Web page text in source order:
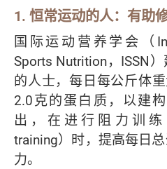
1. 恒常运动的人：有助
国际运动营养学会（
Sports Nutrition，ISSN
的人士，每日每公斤体
2.0克的蛋白质，以建
出，在进行阻力训练
training）时，提高每日
力。